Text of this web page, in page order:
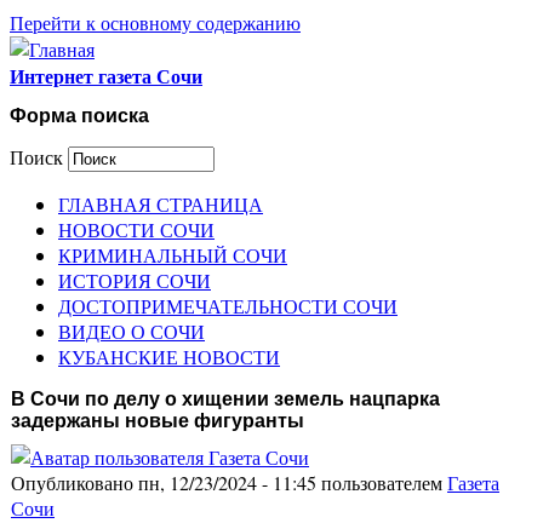
Перейти к основному содержанию
Интернет газета Сочи
Форма поиска
Поиск
ГЛАВНАЯ СТРАНИЦА
НОВОСТИ СОЧИ
КРИМИНАЛЬНЫЙ СОЧИ
ИСТОРИЯ СОЧИ
ДОСТОПРИМЕЧАТЕЛЬНОСТИ СОЧИ
ВИДЕО О СОЧИ
КУБАНСКИЕ НОВОСТИ
В Сочи по делу о хищении земель нацпарка
задержаны новые фигуранты
Опубликовано пн, 12/23/2024 - 11:45 пользователемГазета
Сочи